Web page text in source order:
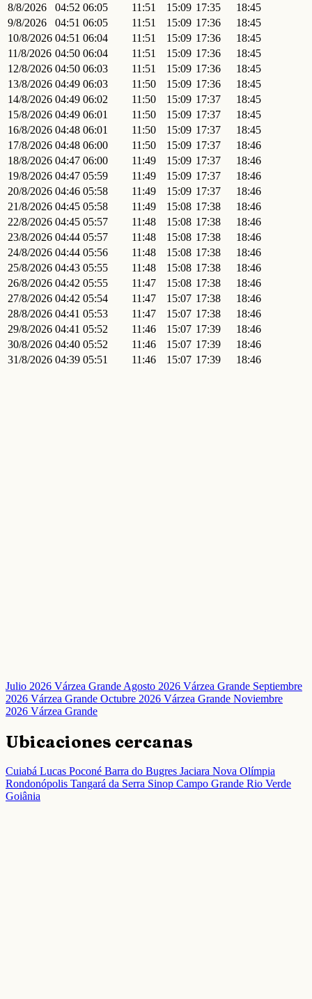
8/8/2026
04:52 06:05 11:51 15:09 17:35
18:45
9/8/2026
04:51 06:05 11:51 15:09 17:36
18:45
10/8/2026 04:51 06:04 11:51 15:09 17:36
18:45
11/8/2026 04:50 06:04 11:51 15:09 17:36
18:45
12/8/2026 04:50 06:03 11:51 15:09 17:36
18:45
13/8/2026 04:49 06:03 11:50 15:09 17:36
18:45
14/8/2026 04:49 06:02 11:50 15:09 17:37
18:45
15/8/2026 04:49 06:01 11:50 15:09 17:37
18:45
16/8/2026 04:48 06:01 11:50 15:09 17:37
18:45
17/8/2026 04:48 06:00 11:50 15:09 17:37
18:46
18/8/2026 04:47 06:00 11:49 15:09 17:37
18:46
19/8/2026 04:47 05:59 11:49 15:09 17:37
18:46
20/8/2026 04:46 05:58 11:49 15:09 17:37
18:46
21/8/2026 04:45 05:58 11:49 15:08 17:38
18:46
22/8/2026 04:45 05:57 11:48 15:08 17:38
18:46
23/8/2026 04:44 05:57 11:48 15:08 17:38
18:46
24/8/2026 04:44 05:56 11:48 15:08 17:38
18:46
25/8/2026 04:43 05:55 11:48 15:08 17:38
18:46
26/8/2026 04:42 05:55 11:47 15:08 17:38
18:46
27/8/2026 04:42 05:54 11:47 15:07 17:38
18:46
28/8/2026 04:41 05:53 11:47 15:07 17:38
18:46
29/8/2026 04:41 05:52 11:46 15:07 17:39
18:46
30/8/2026 04:40 05:52 11:46 15:07 17:39
18:46
31/8/2026 04:39 05:51 11:46 15:07 17:39 18:46
Julio 2026 Várzea Grande Agosto 2026 Várzea Grande Septiembre
2026 Várzea Grande Octubre 2026 Várzea Grande Noviembre
2026 Várzea Grande
Ubicaciones cercanas
Cuiabá Lucas Poconé Barra do Bugres Jaciara Nova Olímpia
Rondonópolis Tangará da Serra Sinop Campo Grande Rio Verde
Goiânia